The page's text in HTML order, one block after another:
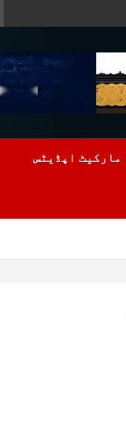
مارکیٹ اپڈیٹس